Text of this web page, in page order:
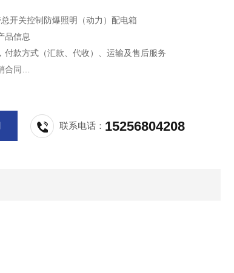
开关控制防爆照明（动力）配电箱
品信息
付款方式（汇款、代收）、运输及售后服务
合同
联系电话： 15256804208